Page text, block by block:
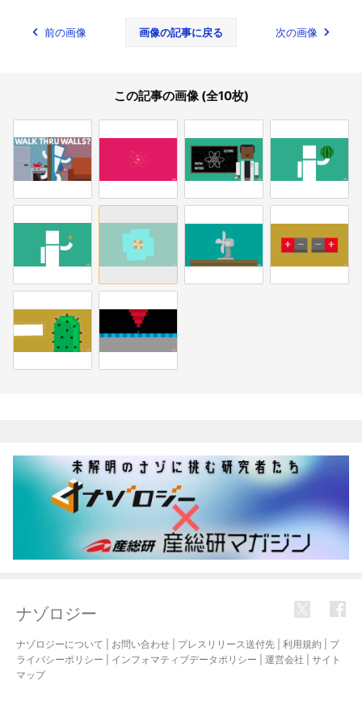
前の画像 画像の記事に戻る 次の画像
この記事の画像 (全10枚)
ナゾロジー
ナゾロジーについて お問い合わせ プレスリリース送付先 利用規約
プ
ライバシーポリシー
インフォマティブデータポリシー 運営会社
サイト
マップ